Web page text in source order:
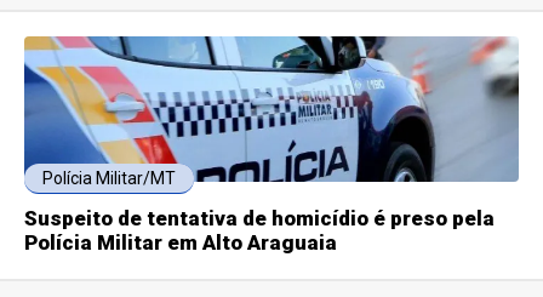
Polícia Militar/MT
Suspeito de tentativa de homicídio é preso pela
Polícia Militar em Alto Araguaia